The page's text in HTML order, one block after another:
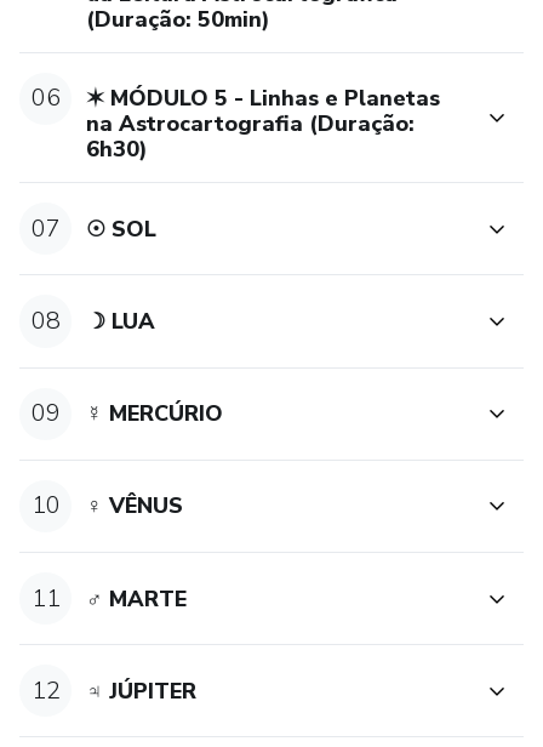
(Duração: 50min)
06
✶ MÓDULO 5 - Linhas e Planetas
na Astrocartografia (Duração:
6h30)
07 ☉ SOL
08 ☽ LUA
09 ☿ MERCÚRIO
10 ♀ VÊNUS
11 ♂ MARTE
12 ♃ JÚPITER